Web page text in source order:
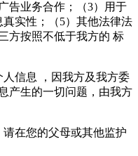
告业务合作；（3）用于
实性；（5）其他法律法
方按照不低于我方的 标
信息 ，因我方及我方委
产生的一切问题，由我方
在您的父母或其他监护